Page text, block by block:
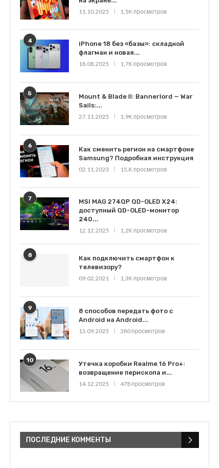
11.10.2025
1,5K просмотров
4
iPhone 18 без «базы»: складной
флагман и новая...
18.08.2025
1,7K просмотров
5
Mount & Blade II: Bannerlord — War
Sails:...
27.11.2025
1,9K просмотров
6
Как сменить регион на смартфоне
Samsung? Подробная инструкция
02.11.2023
15,K просмотров
7
MSI MAG 274QP QD-OLED X24:
доступный QD-OLED-монитор
240...
12.12.2025
1,2K просмотров
8
Как подключить смартфон к
телевизору?
09.02.2021
1,3K просмотров
9
8 способов передать фото с
Android на Android...
13.09.2025
380 просмотров
10
Утечка коробки Realme 16 Pro+:
возвращение перископа и...
14.12.2025
478 просмотров
ПОСЛЕДНИЕ КОММЕНТЫ